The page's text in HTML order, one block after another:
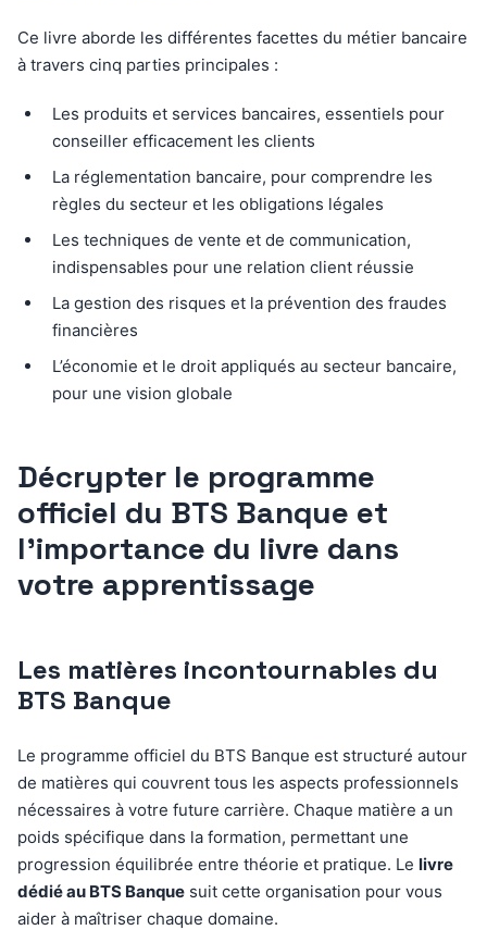
Ce livre aborde les différentes facettes du métier bancaire
à travers cinq parties principales :
Les produits et services bancaires, essentiels pour
conseiller efficacement les clients
La réglementation bancaire, pour comprendre les
règles du secteur et les obligations légales
Les techniques de vente et de communication,
indispensables pour une relation client réussie
La gestion des risques et la prévention des fraudes
financières
L’économie et le droit appliqués au secteur bancaire,
pour une vision globale
Décrypter le programme
officiel du BTS Banque et
l’importance du livre dans
votre apprentissage
Les matières incontournables du
BTS Banque
Le programme officiel du BTS Banque est structuré autour
de matières qui couvrent tous les aspects professionnels
nécessaires à votre future carrière. Chaque matière a un
poids spécifique dans la formation, permettant une
progression équilibrée entre théorie et pratique. Le livre
dédié au BTS Banque suit cette organisation pour vous
aider à maîtriser chaque domaine.